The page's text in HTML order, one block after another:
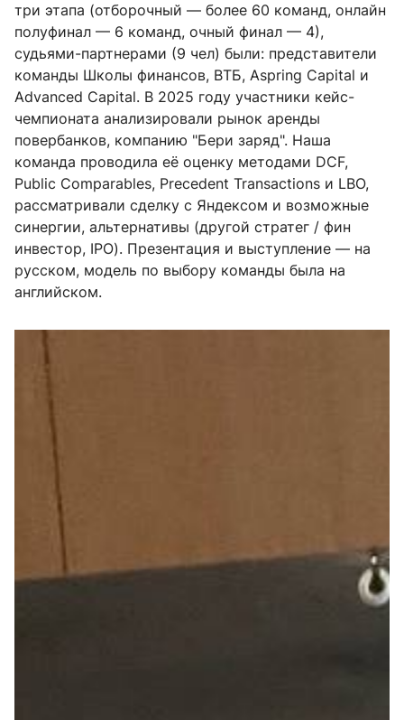
три этапа (отборочный — более 60 команд, онлайн
полуфинал — 6 команд, очный финал — 4),
судьями-партнерами (9 чел) были: представители
команды Школы финансов, ВТБ, Aspring Capital и
Advanced Capital. В 2025 году участники кейс-
чемпионата анализировали рынок аренды
повербанков, компанию "Бери заряд". Наша
команда проводила её оценку методами DCF,
Public Comparables, Precedent Transactions и LBO,
рассматривали сделку с Яндексом и возможные
синергии, альтернативы (другой стратег / фин
инвестор, IPO). Презентация и выступление — на
русском, модель по выбору команды была на
английском.